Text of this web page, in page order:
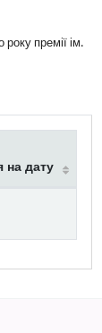
премії ім.
на дату